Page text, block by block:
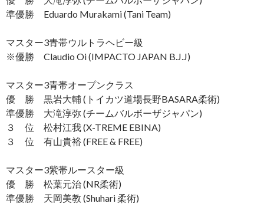
準優勝 Eduardo Murakami (Tani Team)
マスター3青帯ウルトラヘビー級
※優勝 Claudio Oi (IMPACTO JAPAN B.J.J)
マスター3青帯オープンクラス
優 勝 黒岩大輔 (トイカツ道場長野BASARA柔術)
準優勝 大滝淳弥 (チームバルボーザジャパン)
３ 位 松村江我 (X-TREME EBINA)
３ 位 有山貴裕 (FREE & FREE)
マスター3紫帯ルースター級
優 勝 松葉元治 (NR柔術)
準優勝 天岡美教 (Shuhari 柔術)